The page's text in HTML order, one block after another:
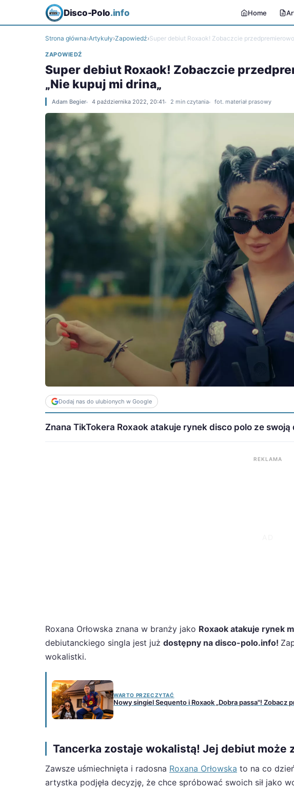
Disco-Polo.info Home
Strona główna›Artykuły›Zapowiedź›Super debiut Roxaok! Zobaczcie
ZAPOWIEDŹ
Super debiut Roxaok! Zobaczcie
„Nie kupuj mi drina„
Adam Begier 4 października 2022, 20:41 2 min czytania fot. materiał prasowy
Dodaj nas do ulubionych w Google
Znana TikTokera Roxaok atakuje rynek disco polo ze
REKLAMA
Roxana Orłowska znana w branży jako Roxaok atakuje rynek
debiutanckiego singla jest już dostępny na disco-polo.info!
wokalistki.
WARTO PRZECZYTAĆ
Nowy singiel Sequento i Roxaok „Dobra passa"! Zobacz
Tancerka zostaje wokalistą! Jej debiut może
Zawsze uśmiechnięta i radosna Roxana Orłowska to na co
artystka podjęła decyzję, że chce spróbować swoich sił jako